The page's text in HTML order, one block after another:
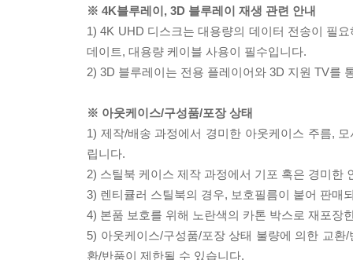
※ 4K블루레이, 3D 블루레이 재생 관련 안내
1) 4K UHD 디스크는 대용량의 데이터 전송이 필
데이트, 대용량 케이블 사용이 필수입니다.
2) 3D 블루레이는 전용 플레이어와 3D 지원 TV를
※ 아웃케이스/구성품/포장 상태
1) 제작/배송 과정에서 경미한 아웃케이스 주름,
립니다.
2) 스틸북 케이스 제작 과정에서 기포 혹은 경미한
3) 렌티큘러 스틸북의 경우, 보호필름이 붙어 판매
4) 본품 보호를 위해 노란색의 카톤 박스로 재포장
5) 아웃케이스/구성품/포장 상태 불량에 의한 교
환/반품이 제한될 수 있습니다.